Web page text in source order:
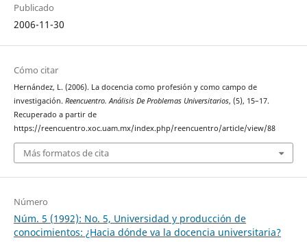
Publicado
2006-11-30
Cómo citar
Hernández, L. (2006). La docencia como profesión y como campo de
investigación. Reencuentro. Análisis De Problemas Universitarios, (5), 15–17.
Recuperado a partir de
https://reencuentro.xoc.uam.mx/index.php/reencuentro/article/view/88
Más formatos de cita
Número
Núm. 5 (1992): No. 5, Universidad y producción de
conocimientos: ¿Hacia dónde va la docencia universitaria?